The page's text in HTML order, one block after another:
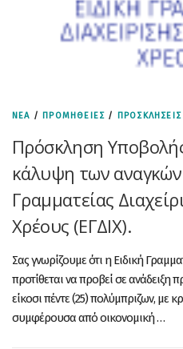
ΝΕΑ / ΠΡΟΜΗΘΕΙΕΣ / ΠΡΟΣΚΛΗΣΕΙΣ
Πρόσκληση
κάλυψη των αναγκών
Γραμματείας
Χρέους (ΕΓΔΙΧ).
Σας γνωρίζουμε ότι η Ειδική
προτίθεται να προβεί σε ανάδειξη
είκοσι πέντε (25) πολύμπριζων, με
συμφέρουσα από οικονομική …